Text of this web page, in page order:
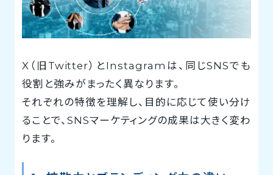
X（旧Twitter）とInstagramは、同じSNSでも
役割と強みがまったく異なります。
それぞれの特徴を理解し、目的に応じて使い分け
ることで、SNSマーケティングの成果は大きく変わ
ります。